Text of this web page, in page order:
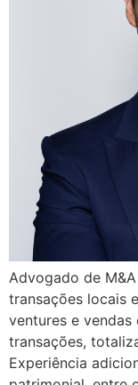
Advogado de
transações locais
ventures e vendas
transações,
Experiência